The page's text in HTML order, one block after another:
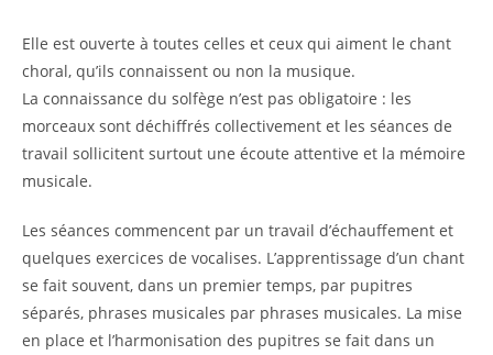
Elle est ouverte à toutes celles et ceux qui aiment le chant
choral, qu’ils connaissent ou non la musique.
La connaissance du solfège n’est pas obligatoire : les
morceaux sont déchiffrés collectivement et les séances de
travail sollicitent surtout une écoute attentive et la mémoire
musicale.
Les séances commencent par un travail d’échauffement et
quelques exercices de vocalises. L’apprentissage d’un chant
se fait souvent, dans un premier temps, par pupitres
séparés, phrases musicales par phrases musicales. La mise
en place et l’harmonisation des pupitres se fait dans un